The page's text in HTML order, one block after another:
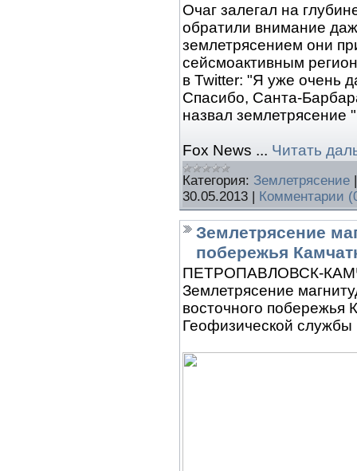
Очаг залегал на
обратили внимание
землетрясением они
сейсмоактивным
в Twitter: "Я уже очень
Спасибо, Санта-
назвал
Fox News ... Читать
Категория: Землетрясение
30.05.2013 | Комментарии
Землетрясение
побережья
ПЕТРОПАВЛОВСК-
Землетрясение
восточного побережья
Геофизической